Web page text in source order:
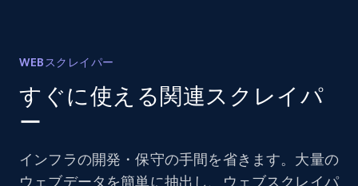
WEBスクレイパー
すぐに使える関連スクレイパ
ー
インフラの開発・保守の手間を省きます。大量の
ウェブデータを簡単に抽出し、ウェブスクレイパ